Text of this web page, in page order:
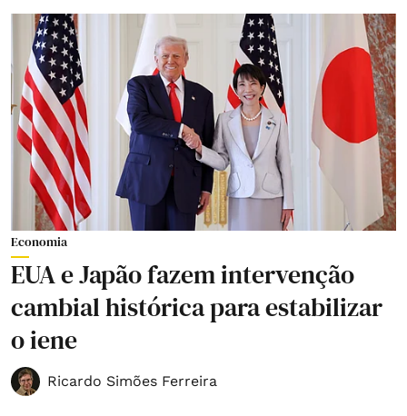
Economia
EUA e Japão fazem intervenção
cambial histórica para estabilizar
o iene
Ricardo Simões Ferreira